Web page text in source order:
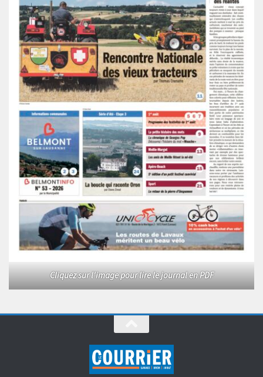
Cliquez sur l'image pour lire le journal en PDF